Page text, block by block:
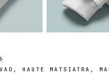
HAUTE MATSIATRA,